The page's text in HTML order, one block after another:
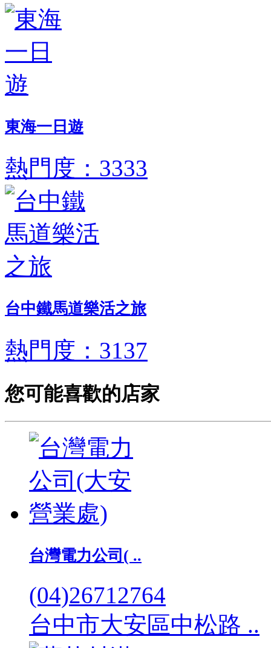
東海一日遊
熱門度：3333
台中鐵馬道樂活之旅
熱門度：3137
您可能喜歡的店家
台灣電力公司( ..
(04)26712764
台中市大安區中松路 ..